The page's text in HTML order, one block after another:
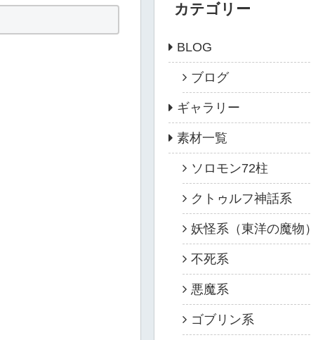
カテゴリー
BLOG
ブログ
ギャラリー
素材一覧
ソロモン72柱
クトゥルフ神話系
妖怪系（東洋の魔物）
不死系
悪魔系
ゴブリン系